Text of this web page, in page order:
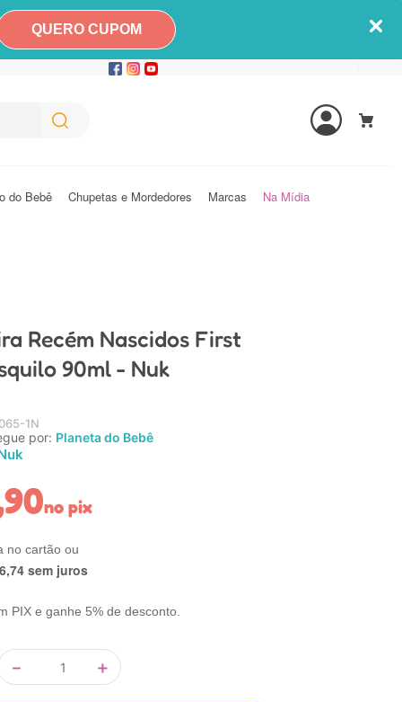
QUERO CUPOM
do Bebê Chupetas e Mordedores Marcas Na Mídia
Recém Nascidos First
90ml - Nuk
1N
por: Planeta do Bebê
90no pix
,74 sem juros
PIX e ganhe 5% de desconto.
＋
－